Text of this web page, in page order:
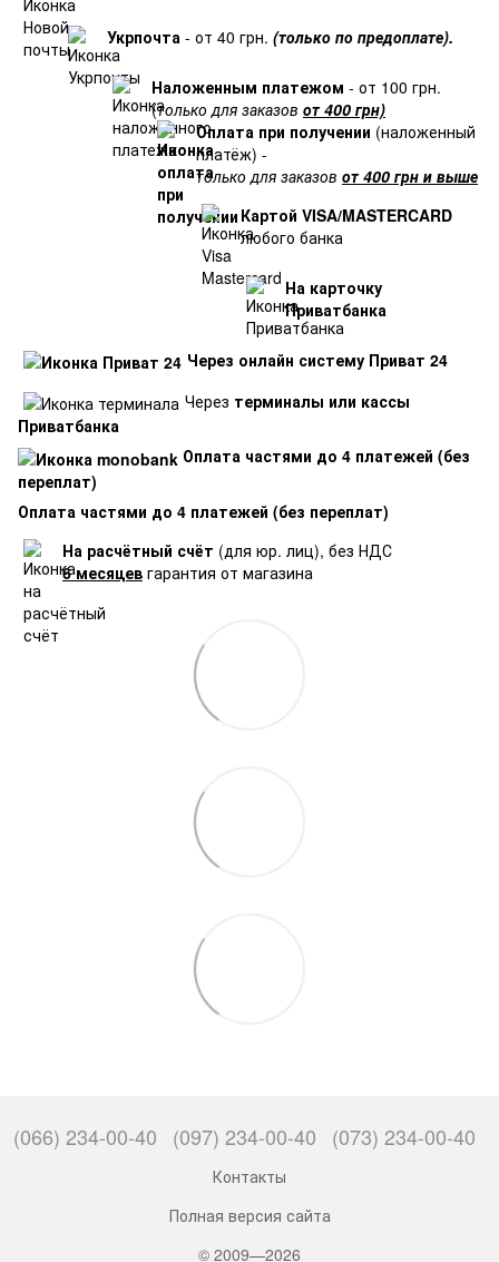
Укрпочта - от 40 грн. (только по предоплате).
Наложенным платежом - от 100 грн.
(только для заказов от 400 грн)
Оплата при получении (наложенный
платёж) -
только для заказов от 400 грн и выше
Картой VISA/MASTERCARD
любого банка
На карточку
Приватбанка
Через онлайн систему Приват 24
Через терминалы или кассы
Приватбанка
Оплата частями до 4 платежей (без
переплат)
Оплата частями до 4 платежей (без переплат)
На расчётный счёт (для юр. лиц), без НДС
6 месяцев гарантия от магазина
(066) 234-00-40 (097) 234-00-40 (073) 234-00-40
Контакты
Полная версия сайта
© 2009—2026